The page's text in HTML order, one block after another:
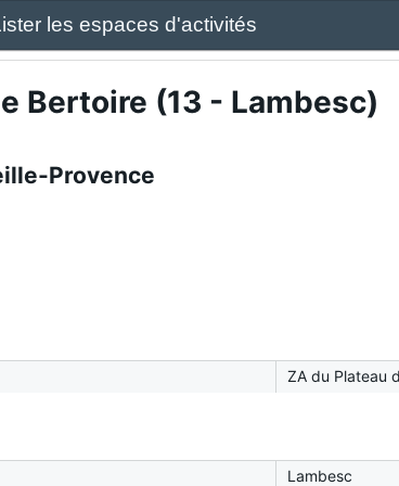
les espaces d'activités
Bertoire (13 - Lambesc)
Provence
ZA du Plateau
Lambesc